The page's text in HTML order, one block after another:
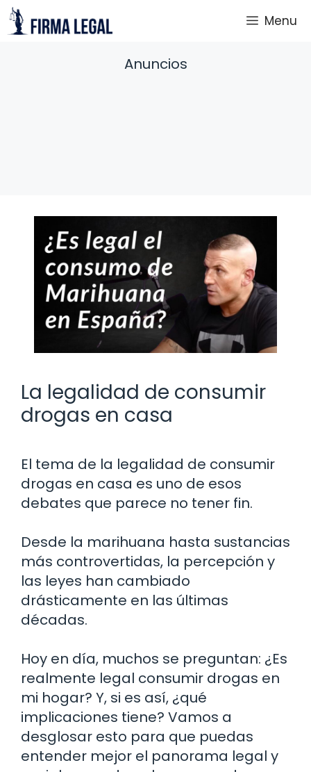
Saltar
al
Menu
Anuncios
La legalidad de consumir
drogas en casa
El tema de la legalidad de consumir
drogas en casa es uno de esos
debates que parece no tener fin.
Desde la marihuana hasta sustancias
más controvertidas, la percepción y
las leyes han cambiado
drásticamente en las últimas
décadas.
Hoy en día, muchos se preguntan: ¿Es
realmente legal consumir drogas en
mi hogar? Y, si es así, ¿qué
implicaciones tiene? Vamos a
desglosar esto para que puedas
entender mejor el panorama legal y